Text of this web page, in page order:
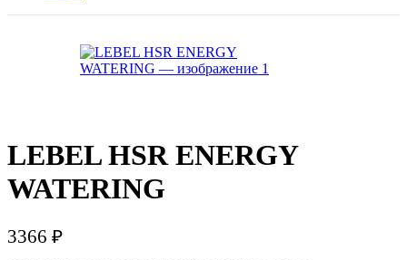
LEBEL HSR ENERGY
WATERING
3366 ₽